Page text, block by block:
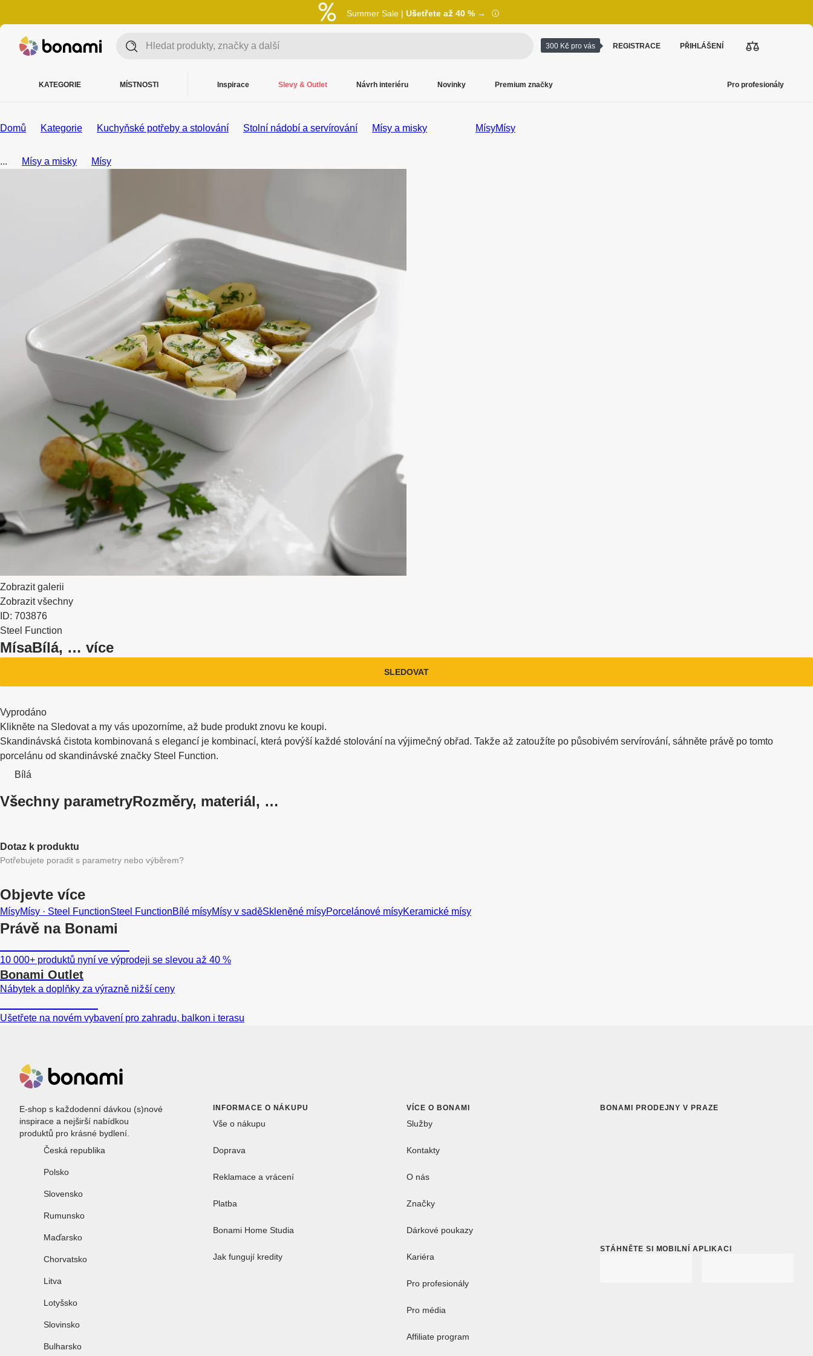
Summer Sale | Ušetřete až 40 % →
300 Kč pro vás REGISTRACE PŘIHLÁŠENÍ
KATEGORIE MÍSTNOSTI Inspirace Slevy & Outlet Návrh interiéru Novinky Premium značky Pro profesionály
Domů Kategorie Kuchyňské potřeby a stolování Stolní nádobí a servírování Mísy a misky MísyMísy
... Mísy a misky Mísy
Zobrazit galerii
Zobrazit všechny
ID: 703876
Steel Function
MísaBílá, … více
SLEDOVAT
Vyprodáno
Klikněte na Sledovat a my vás upozorníme, až bude produkt znovu ke koupi.
Skandinávská čistota kombinovaná s elegancí je kombinací, která povýší každé stolování na výjimečný obřad. Takže až zatoužíte po působivém servírování, sáhněte právě po tomto
porcelánu od skandinávské značky Steel Function.
Bílá
Všechny parametryRozměry, materiál, …
Dotaz k produktu
Potřebujete poradit s parametry nebo výběrem?
Objevte více
MísyMísy · Steel FunctionSteel FunctionBílé mísyMísy v saděSkleněné mísyPorcelánové mísyKeramické mísy
Právě na Bonami
10 000+ produktů nyní ve výprodeji se slevou až 40 %
Bonami Outlet
Nábytek a doplňky za výrazně nižší ceny
Ušetřete na novém vybavení pro zahradu, balkon i terasu
E-shop s každodenní dávkou (s)nové
inspirace a nejširší nabídkou
produktů pro krásné bydlení.
Česká republika
Polsko
Slovensko
Rumunsko
Maďarsko
Chorvatsko
Litva
Lotyšsko
Slovinsko
Bulharsko
INFORMACE O NÁKUPU
Vše o nákupu
Doprava
Reklamace a vrácení
Platba
Bonami Home Studia
Jak fungují kredity
VÍCE O BONAMI
Služby
Kontakty
O nás
Značky
Dárkové poukazy
Kariéra
Pro profesionály
Pro média
Affiliate program
BONAMI PRODEJNY V PRAZE
STÁHNĚTE SI MOBILNÍ APLIKACI